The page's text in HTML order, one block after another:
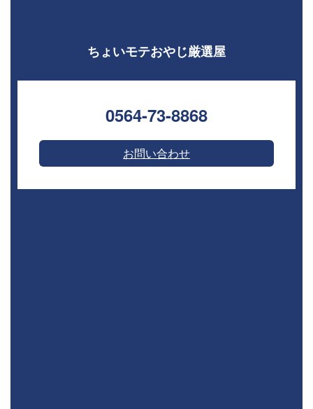
ちょいモテおやじ厳選屋
0564-73-8868⁣
お問い合わせ